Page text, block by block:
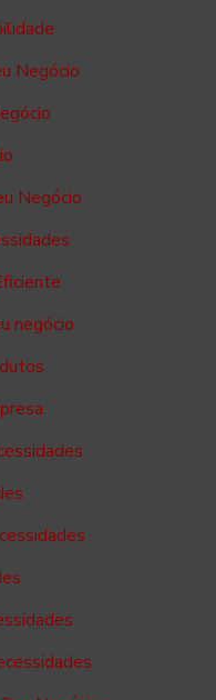
Negócio
Negócio
negócio